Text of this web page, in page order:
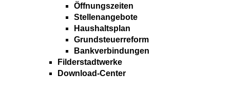
Öffnungszeiten
Stellenangebote
Haushaltsplan
Grundsteuerreform
Bankverbindungen
Filderstadtwerke
Download-Center